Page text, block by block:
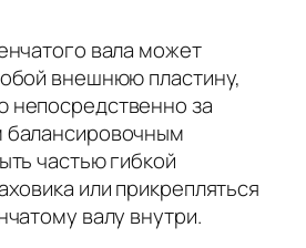
вала может
внешнюю пластину,
непосредственно за
балансировочным
частью гибкой
или прикрепляться
валу внутри.